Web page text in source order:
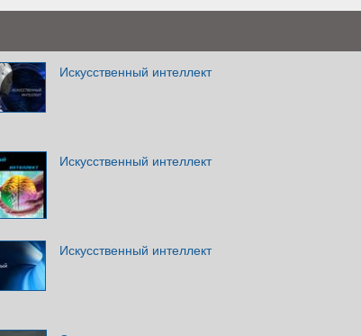
Искусственный интеллект
Искусственный интеллект
Искусственный интеллект